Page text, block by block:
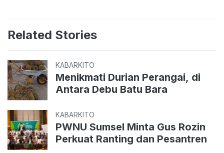
Related Stories
KABARKITO
Menikmati Durian Perangai, di
Antara Debu Batu Bara
KABARKITO
PWNU Sumsel Minta Gus Rozin
Perkuat Ranting dan Pesantren